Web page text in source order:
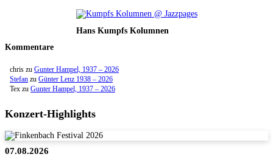
Hans Kumpfs Kolumnen
Kommentare
chris zu Gunter Hampel, 1937 – 2026
Stefan zu Günter Lenz 1938 – 2026
Tex zu Gunter Hampel, 1937 – 2026
Konzert-Highlights
07.08.2026